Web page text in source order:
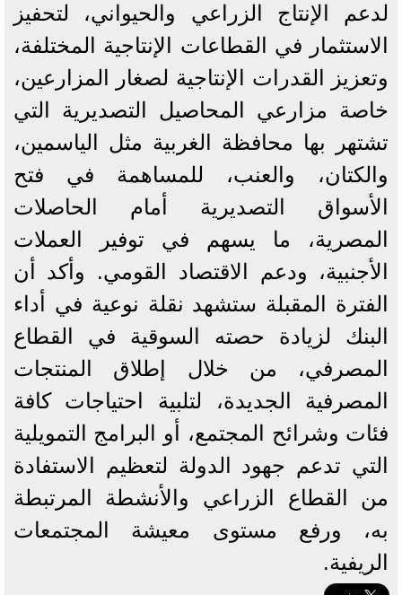
لدعم الإنتاج الزراعي والحيواني، لتحفيز
الاستثمار في القطاعات الإنتاجية المختلفة،
وتعزيز القدرات الإنتاجية لصغار المزارعين،
خاصة مزارعي المحاصيل التصديرية التي
تشتهر بها محافظة الغربية مثل الياسمين،
والكتان، والعنب، للمساهمة في فتح
الأسواق التصديرية أمام الحاصلات
المصرية، ما يسهم في توفير العملات
الأجنبية، ودعم الاقتصاد القومي. وأكد أن
الفترة المقبلة ستشهد نقلة نوعية في أداء
البنك لزيادة حصته السوقية في القطاع
المصرفي، من خلال إطلاق المنتجات
المصرفية الجديدة، لتلبية احتياجات كافة
فئات وشرائح المجتمع، أو البرامج التمويلية
التي تدعم جهود الدولة لتعظيم الاستفادة
من القطاع الزراعي والأنشطة المرتبطة
به، ورفع مستوى معيشة المجتمعات
الريفية.